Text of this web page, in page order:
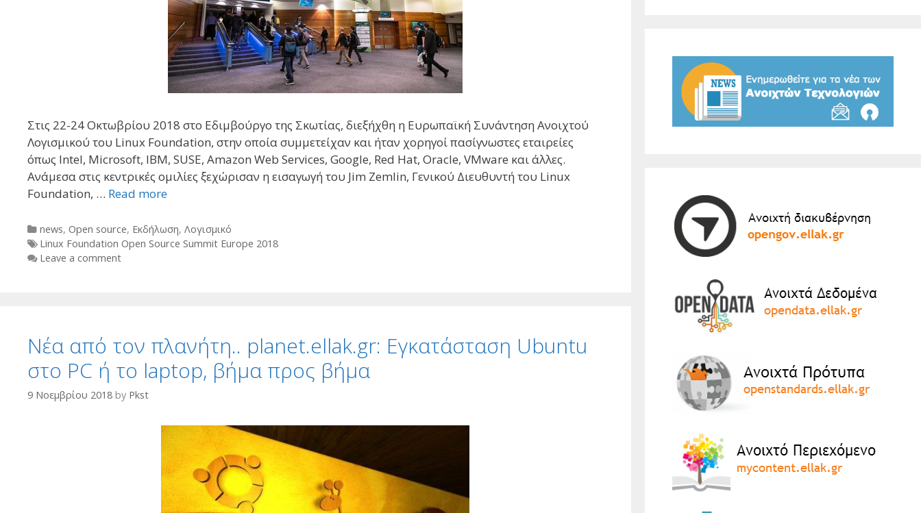
Στις 22-24 Οκτωβρίου 2018 στο Εδιμβούργο της Σκωτίας, διεξήχθη η Ευρωπαϊκή Συνάντηση Ανοιχτού
Λογισμικού του Linux Foundation, στην οποία συμμετείχαν και ήταν χορηγοί πασίγνωστες εταιρείες
όπως Intel, Microsoft, IBM, SUSE, Amazon Web Services, Google, Red Hat, Oracle, VMware και άλλες.
Ανάμεσα στις κεντρικές ομιλίες ξεχώρισαν η εισαγωγή του Jim Zemlin, Γενικού Διευθυντή του Linux
Foundation, … Read more
Categories
news, Open source, Εκδήλωση, Λογισμικό
Tags
Linux Foundation Open Source Summit Europe 2018
Leave a comment
Νέα από τον πλανήτη.. planet.ellak.gr: Εγκατάσταση Ubuntu
στο PC ή το laptop, βήμα προς βήμα
9 Νοεμβρίου 2018 by Pkst